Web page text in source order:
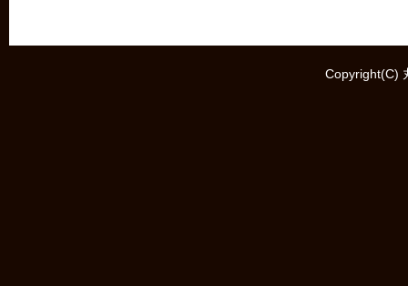
Copyright(C)